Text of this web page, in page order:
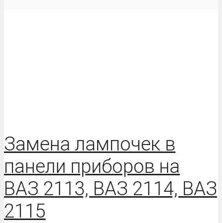
Замена лампочек в
панели приборов на
ВАЗ 2113, ВАЗ 2114, ВАЗ
2115